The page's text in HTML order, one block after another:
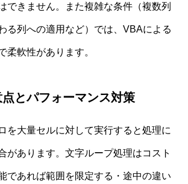
できません。また複雑な条件（複数列
る列への適用など）では、VBAによる
柔軟性があります。
とパフォーマンス対策
を大量セルに対して実行すると処理に
があります。文字ループ処理はコスト
であれば範囲を限定する・途中の違い